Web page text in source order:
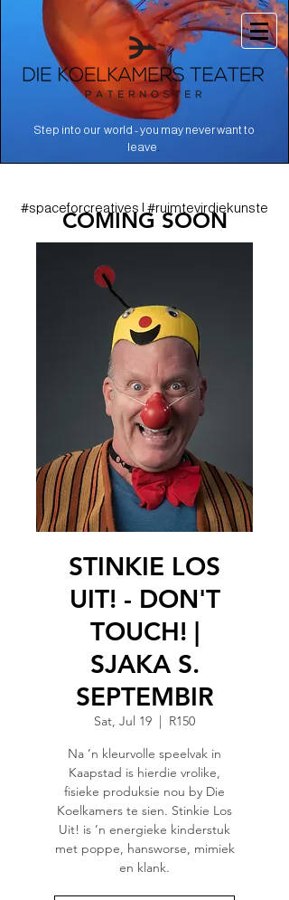
Step into our world - you may never want to
leave
#spaceforcreatives | #ruimtevirdiekunste
COMING SOON
STINKIE LOS
UIT! - DON'T
TOUCH! |
SJAKA S.
SEPTEMBIR
Sat, Jul 19
  |
R150
Na ’n kleurvolle speelvak in
Kaapstad is hierdie vrolike,
fisieke produksie nou by Die
Koelkamers te sien. Stinkie Los
Uit! is ’n energieke kinderstuk
met poppe, hansworse, mimiek
en klank.